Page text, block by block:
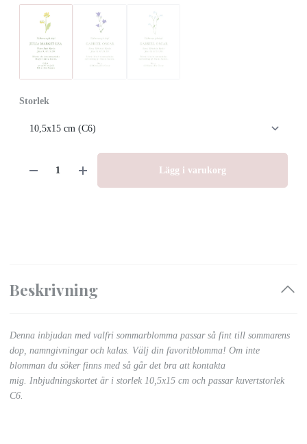
Storlek
Lägg i varukorg
Beskrivning
Denna inbjudan med valfri sommarblomma passar så fint till sommarens
dop, namngivningar och kalas. Välj din favoritblomma! Om inte
blomman du söker finns med så går det bra att kontakta
mig. Inbjudningskortet är i storlek 10,5x15 cm och passar kuvertstorlek
C6.